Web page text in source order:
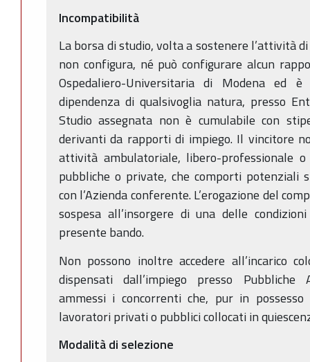
Incompatibilità
La borsa di studio, volta a sostenere l’attività
non configura, né può configurare alcun
Ospedaliero-Universitaria di Modena ed
dipendenza di qualsivoglia natura, presso
Studio assegnata non è cumulabile con
derivanti da rapporti di impiego. Il vincitore
attività ambulatoriale, libero-professionale
pubbliche o private, che comporti potenziali
con l’Azienda conferente. L’erogazione del
sospesa all’insorgere di una delle
presente bando.
Non possono inoltre accedere all’incarico
dispensati dall’impiego presso Pubbliche
ammessi i concorrenti che, pur in
lavoratori privati o pubblici collocati in
Modalità di selezione